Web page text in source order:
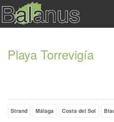
Playa Torrevigía
Strand Málaga Costa del Sol